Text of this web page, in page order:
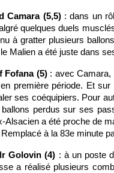
Camara (5,5): dans un
quelques duels
à gratter plusieurs
Malien a été juste dans
Fofana (5): avec Camara,
première période. Et
ses coéquipiers. Pour
ballons perdus sur ses
Alsacien a été proche de
à la 83e minute
Golovin (4) : à un poste
a réalisé plusieurs